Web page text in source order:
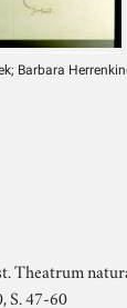
Barbara
Theatrum
S. 47-60